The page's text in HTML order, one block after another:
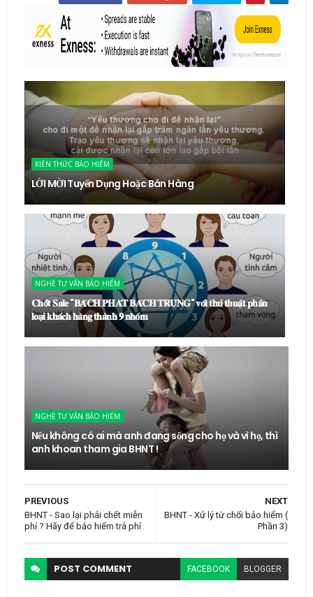
KIẾN THỨC BẢO HIỂM
LỜI MỜI Tuyển Dụng Hoặc Bán Hàng
NGHỀ TƯ VẤN BẢO HIỂM
𝐂𝐡𝐨̂́𝐭 𝐒𝐚𝐥𝐞 "𝐁𝐀́𝐂𝐇 𝐏𝐇𝐀́𝐓 𝐁𝐀́𝐂𝐇 𝐓𝐑𝐔́𝐍𝐆" 𝐯𝐨̛́𝐢 𝐭𝐡𝐮̉ 𝐭𝐡𝐮𝐚̣̂𝐭 𝐩𝐡𝐚̂𝐧
𝐥𝐨𝐚̣𝐢 𝐤𝐡𝐚́𝐜𝐡 𝐡𝐚̀𝐧𝐠 𝐭𝐡𝐚̀𝐧𝐡 𝟗 𝐧𝐡𝐨́𝐦
NGHỀ TƯ VẤN BẢO HIỂM
Nếu không có ai mà anh đang sống cho họ và vì họ, thì
anh khoan tham gia BHNT !
NEXT
BHNT - Xử lý từ chối bảo hiểm (
Phần 3)
PREVIOUS
BHNT - Sao lại phải chết miễn
phí ? Hãy để bảo hiểm trả phí
POST COMMENT FACEBOOK BLOGGER